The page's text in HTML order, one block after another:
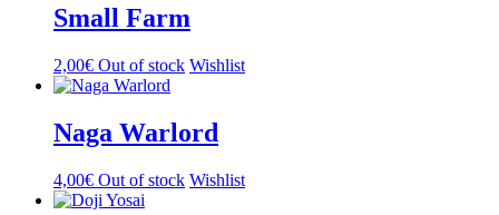
Small Farm
2,00€ Out of stock Wishlist
Naga Warlord
4,00€ Out of stock Wishlist